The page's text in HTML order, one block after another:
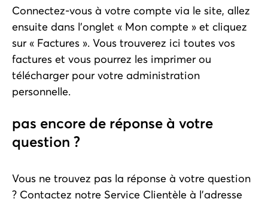
Connectez-vous à votre compte via le site, allez
ensuite dans l’onglet « Mon compte » et cliquez
sur « Factures ». Vous trouverez ici toutes vos
factures et vous pourrez les imprimer ou
télécharger pour votre administration
personnelle.
pas encore de réponse à votre
question ?
Vous ne trouvez pas la réponse à votre question
? Contactez notre Service Clientèle à l'adresse